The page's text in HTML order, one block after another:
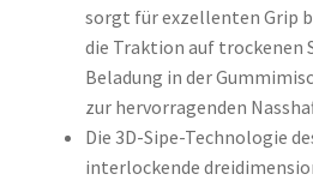
sorgt für exzellenten Grip
die Traktion auf trockenen
Beladung in der
zur hervorragenden
Die 3D-Sipe-Technologie
interlockende